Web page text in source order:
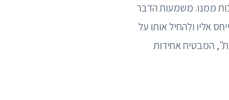
ממנו. משמעות הדבר
אליו ולהחיל אותו על
המבטיח אחידות